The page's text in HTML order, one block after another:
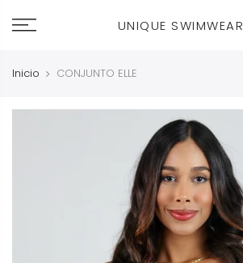
UNIQUE SWIMWEAR
Inicio CONJUNTO ELLE